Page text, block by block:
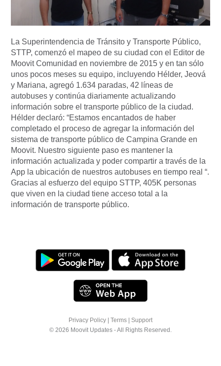
La Superintendencia de Tránsito y Transporte Público,
STTP, comenzó el mapeo de su ciudad con el Editor de
Moovit Comunidad en noviembre de 2015 y en tan sólo
unos pocos meses su equipo, incluyendo Hélder, Jeová
y Mariana, agregó 1.634 paradas, 42 líneas de
autobuses y continúa diariamente actualizando
información sobre el transporte público de la ciudad.
Hélder declaró: “Estamos encantados de haber
completado el proceso de agregar la información del
sistema de transporte público de Campina Grande en
Moovit. Nuestro siguiente paso es mantener la
información actualizada y poder compartir a través de la
App la ubicación de nuestros autobuses en tiempo real “.
Gracias al esfuerzo del equipo STTP, 405K personas
que viven en la ciudad tiene acceso total a la
información de transporte público.
Privacy Policy | Terms | Support
© 2026 Moovit Updates - All Rights Reserved.